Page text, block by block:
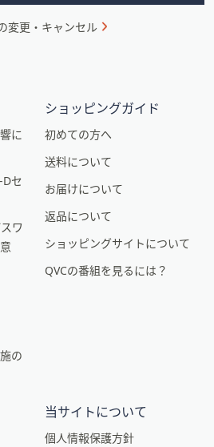
変更・キャンセル
に
セ
ワ
の
ショッピングガイド
初めての方へ
送料について
お届けについて
返品について
ショッピングサイトについて
QVCの番組を見るには？
当サイトについて
個人情報保護方針